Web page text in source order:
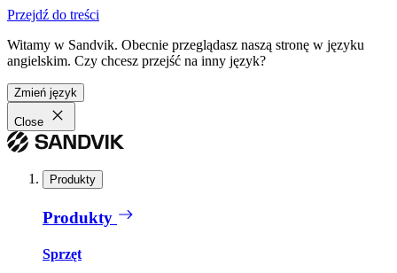
Przejdź do treści
Witamy w Sandvik. Obecnie przeglądasz naszą stronę w języku
angielskim. Czy chcesz przejść na inny język?
Zmień język
Close
Produkty
Produkty
Sprzęt